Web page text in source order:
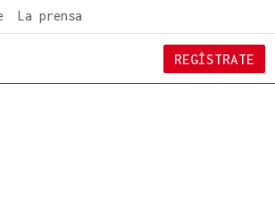
La prensa
REGÍSTRATE